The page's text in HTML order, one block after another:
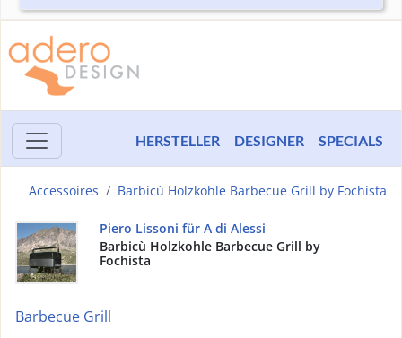
HERSTELLER DESIGNER SPECIALS
Accessoires Barbicù Holzkohle Barbecue Grill by Fochista
Piero Lissoni für A di Alessi
Barbicù Holzkohle Barbecue Grill by
Fochista
Barbecue Grill